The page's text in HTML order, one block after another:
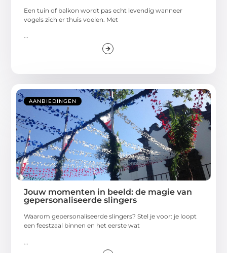
Een tuin of balkon wordt pas echt levendig wanneer
vogels zich er thuis voelen. Met
...
AANBIEDINGEN
Jouw momenten in beeld: de magie van
gepersonaliseerde slingers
Waarom gepersonaliseerde slingers? Stel je voor: je loopt
een feestzaal binnen en het eerste wat